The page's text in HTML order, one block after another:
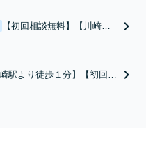
【初回相談無料】【川崎駅
割・婚姻費用・養育費・財
崎駅より徒歩１分】【初回相
指しております。